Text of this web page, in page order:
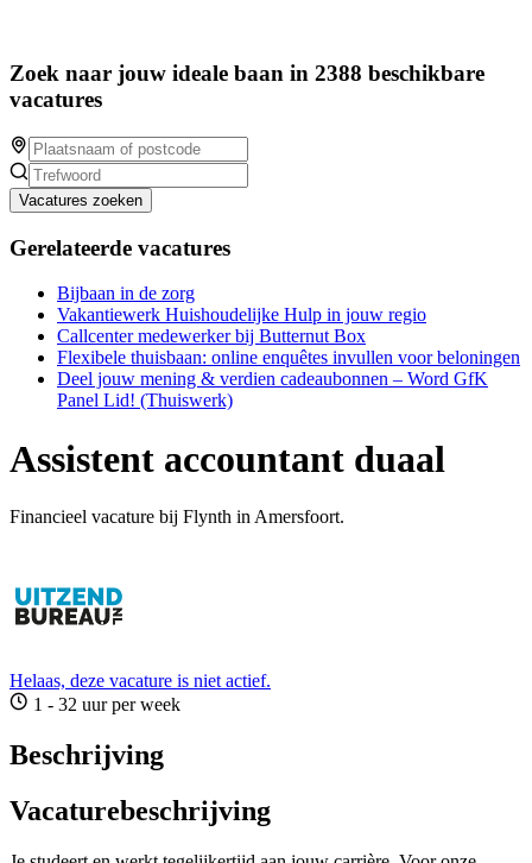
Zoek naar jouw ideale baan in 2388 beschikbare
vacatures
Vacatures zoeken
Gerelateerde vacatures
Bijbaan in de zorg
Vakantiewerk Huishoudelijke Hulp in jouw regio
Callcenter medewerker bij Butternut Box
Flexibele thuisbaan: online enquêtes invullen voor beloningen
Deel jouw mening & verdien cadeaubonnen – Word GfK
Panel Lid! (Thuiswerk)
Assistent accountant duaal
Financieel vacature bij Flynth in Amersfoort.
Helaas, deze vacature is niet actief.
1 - 32 uur per week
Beschrijving
Vacaturebeschrijving